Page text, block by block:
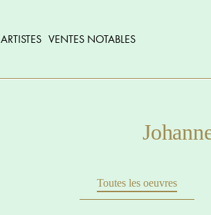
ARTISTES VENTES NOTABLES
Toutes les oeuvres